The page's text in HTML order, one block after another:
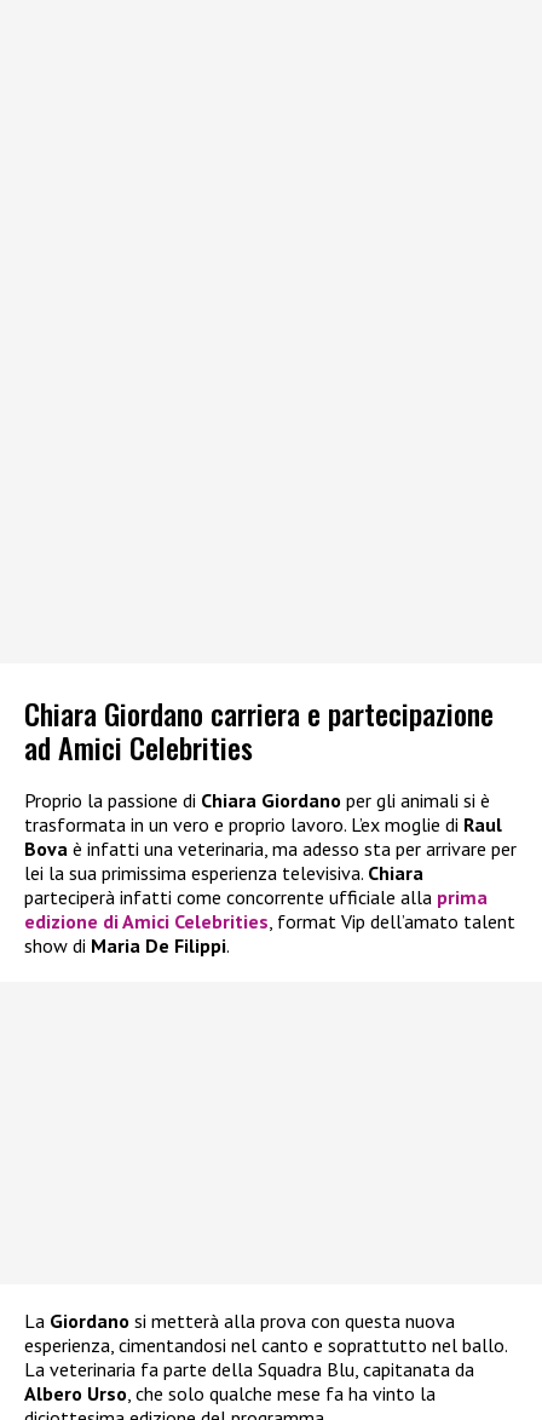
Chiara Giordano carriera e partecipazione
ad Amici Celebrities
Proprio la passione di Chiara Giordano per gli animali si è
trasformata in un vero e proprio lavoro. L’ex moglie di Raul
Bova è infatti una veterinaria, ma adesso sta per arrivare per
lei la sua primissima esperienza televisiva. Chiara
parteciperà infatti come concorrente ufficiale alla prima
edizione diAmici Celebrities , format Vip dell’amato talent
show di Maria De Filippi.
La Giordano si metterà alla prova con questa nuova
esperienza, cimentandosi nel canto e soprattutto nel ballo.
La veterinaria fa parte della Squadra Blu, capitanata da
Albero Urso , che solo qualche mese fa ha vinto la